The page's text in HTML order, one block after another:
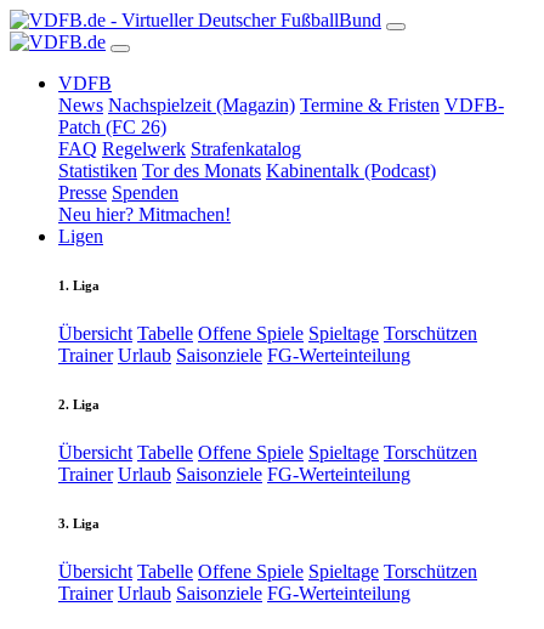
VDFB
News Nachspielzeit (Magazin) Termine & Fristen VDFB-
Patch (FC 26)
FAQ Regelwerk Strafenkatalog
Statistiken Tor des Monats Kabinentalk (Podcast)
Presse Spenden
Neu hier? Mitmachen!
Ligen
1. Liga
Übersicht Tabelle Offene Spiele Spieltage Torschützen
Trainer Urlaub Saisonziele FG-Werteinteilung
2. Liga
Übersicht Tabelle Offene Spiele Spieltage Torschützen
Trainer Urlaub Saisonziele FG-Werteinteilung
3. Liga
Übersicht Tabelle Offene Spiele Spieltage Torschützen
Trainer Urlaub Saisonziele FG-Werteinteilung